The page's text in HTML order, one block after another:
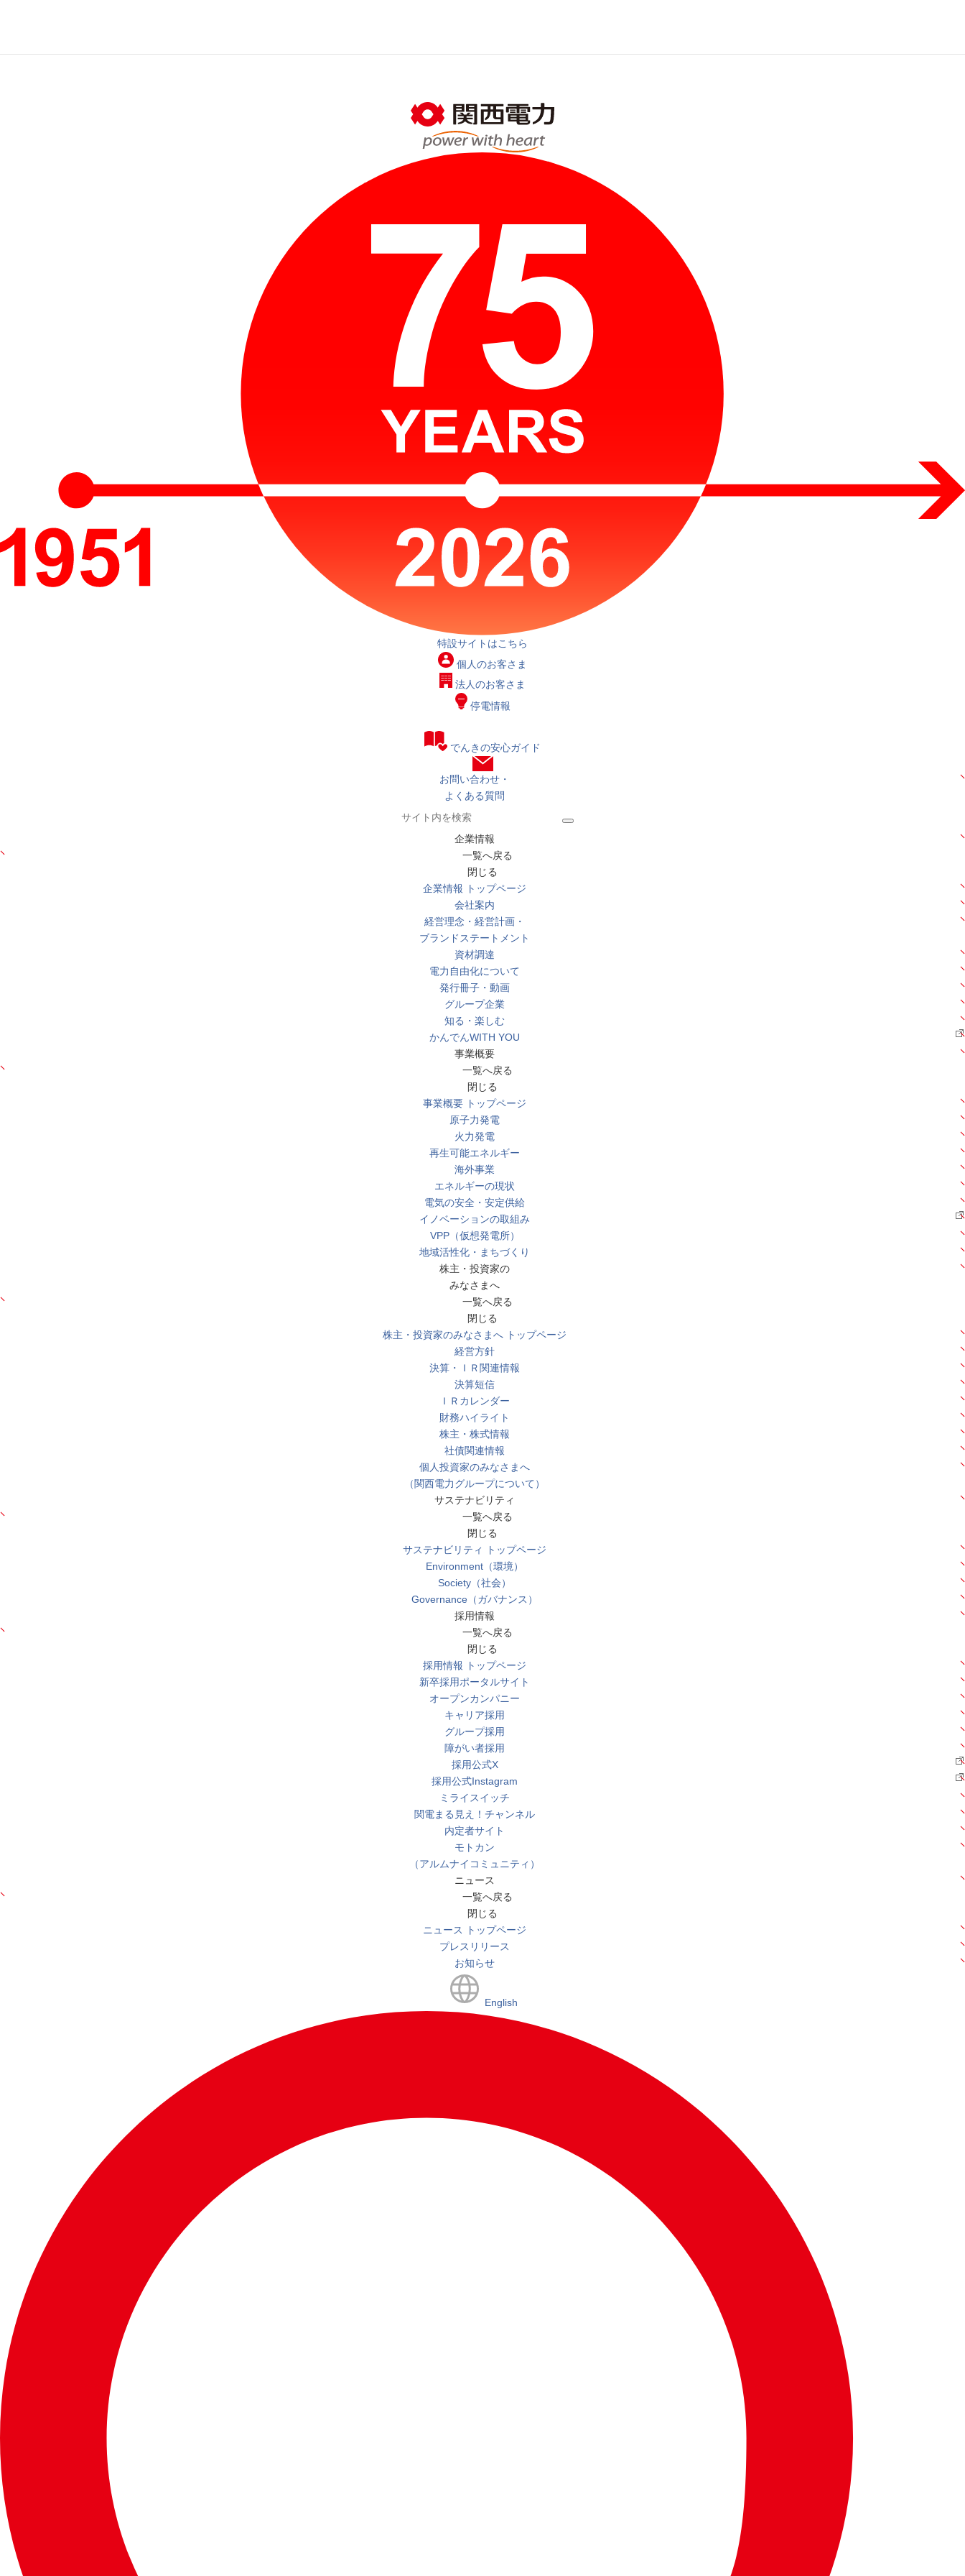
特設サイトはこちら
個人のお客さま
法人のお客さま
停電情報
でんきの安心ガイド
お問い合わせ・
よくある質問
企業情報
一覧へ戻る
閉じる
企業情報 トップページ
会社案内
経営理念・経営計画・
ブランドステートメント
資材調達
電力自由化について
発行冊子・動画
グループ企業
知る・楽しむ
かんでんWITH YOU
事業概要
一覧へ戻る
閉じる
事業概要 トップページ
原子力発電
火力発電
再生可能エネルギー
海外事業
エネルギーの現状
電気の安全・安定供給
イノベーションの取組み
VPP（仮想発電所）
地域活性化・まちづくり
株主・投資家の
みなさまへ
一覧へ戻る
閉じる
株主・投資家のみなさまへ トップページ
経営方針
決算・ＩＲ関連情報
決算短信
ＩＲカレンダー
財務ハイライト
株主・株式情報
社債関連情報
個人投資家のみなさまへ
（関西電力グループについて）
サステナビリティ
一覧へ戻る
閉じる
サステナビリティ トップページ
Environment（環境）
Society（社会）
Governance（ガバナンス）
採用情報
一覧へ戻る
閉じる
採用情報 トップページ
新卒採用ポータルサイト
オープンカンパニー
キャリア採用
グループ採用
障がい者採用
採用公式X
採用公式Instagram
ミライスイッチ
関電まる見え！チャンネル
内定者サイト
モトカン
（アルムナイコミュニティ）
ニュース
一覧へ戻る
閉じる
ニュース トップページ
プレスリリース
お知らせ
English